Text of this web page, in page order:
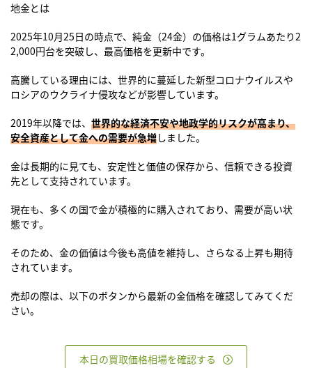
地金とは
2025年10月25日の時点で、純金（24金）の価格は1グラムあたり2
2,000円台を突破し、最高価格を更新中です。
高騰している理由には、世界的に蔓延した新型コロナウイルスや
ロシアのウクライナ侵攻などが影響しています。
2019年以降では、 世界的な経済不安や地政学的リスクが高まり、
安全資産として金への需要が急増しました。
金は長期的に見ても、安定性と価値の保存から、信頼できる投資
先として支持されています。
現在も、多くの国で金が積極的に購入されており、需要が高い状
態です。
そのため、金の価値は今後も高値を維持し、さらなる上昇も期待
されています。
売却の際は、以下のボタンから最新の金価格を確認してみてくだ
さい。
本日の買取価格相場を確認する